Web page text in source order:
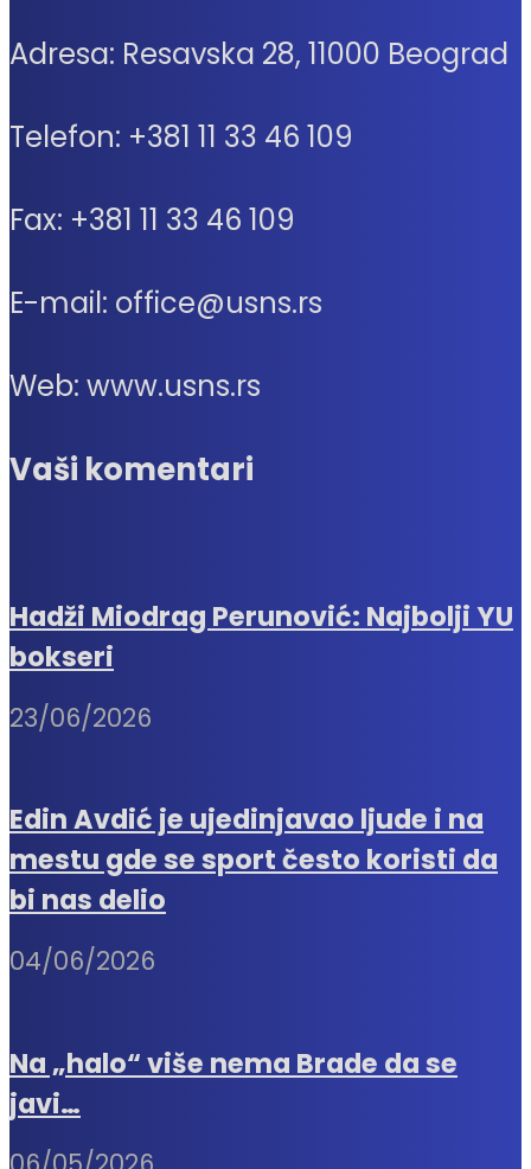
Adresa: Resavska 28, 11000 Beograd
Telefon: +381 11 33 46 109
Fax: +381 11 33 46 109
E-mail: office@usns.rs
Web: www.usns.rs
Vaši komentari
Hadži Miodrag Perunović: Najbolji YU
bokseri
23/06/2026
Edin Avdić je ujedinjavao ljude i na
mestu gde se sport često koristi da
bi nas delio
04/06/2026
Na „halo“ više nema Brade da se
javi…